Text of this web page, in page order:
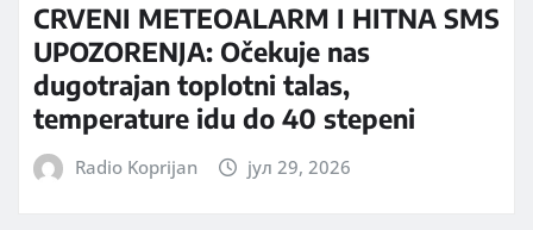
CRVENI METEOALARM I HITNA SMS
UPOZORENJA: Očekuje nas
dugotrajan toplotni talas,
temperature idu do 40 stepeni
Radio Koprijan јул 29, 2026